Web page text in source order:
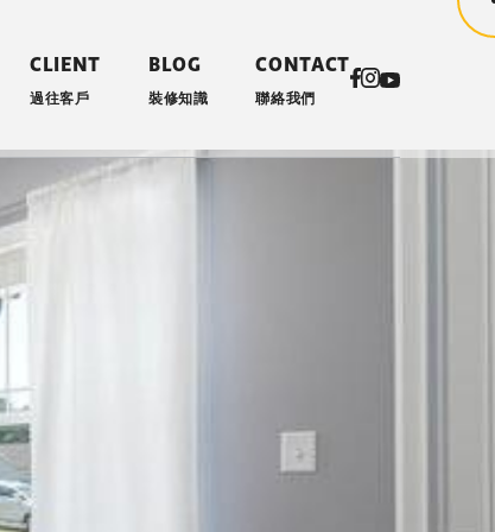
CLIENT
過往客戶
BLOG
裝修知識
CONTACT
聯絡我們